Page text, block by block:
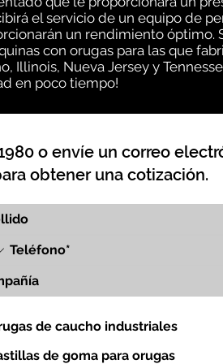
el servicio de un equipo de
un rendimiento óptimo.
con orugas para las que
Illinois, Nueva Jersey y
en poco tiempo!
o envíe un correo
obtener una cotización.
de caucho industriales
de goma para orugas